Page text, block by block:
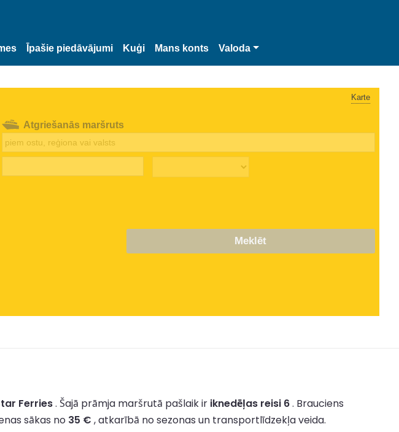
Īpašie piedāvājumi Kuģi Mans konts Valoda
Karte
Atgriešanās maršruts
Meklēt
Ferries. Šajā prāmja maršrutā pašlaik ir iknedēļas reisi 6. Brauciens
sākas no 35 € , atkarībā no sezonas un transportlīdzekļa veida.